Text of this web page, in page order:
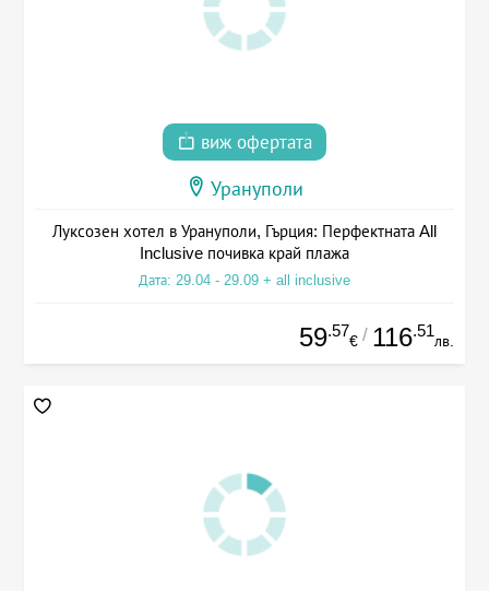
виж офертата
Урануполи
Луксозен хотел в Урануполи, Гърция: Перфектната All
Inclusive почивка край плажа
Дата: 29.04 - 29.09 + all inclusive
59.57
€ / 116.51
лв.